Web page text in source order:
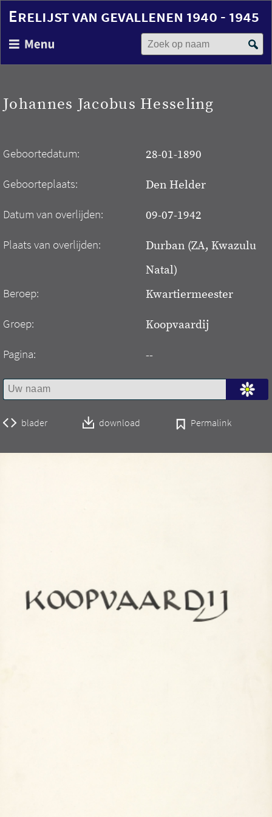
en
gaan
Erelijst van gevallenen 1940 - 1945
Zoek op naam
Johannes Jacobus Hesseling
Geboortedatum: 28-01-1890
Geboorteplaats: Den Helder
Datum van overlijden: 09-07-1942
Plaats van overlijden:
Durban (ZA, Kwazulu
Natal)
Beroep: Kwartiermeester
Groep: Koopvaardij
Pagina: --
blader download Permalink